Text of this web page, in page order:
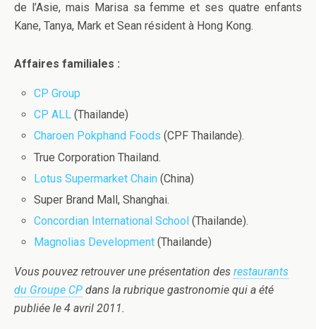
de l’Asie, mais Marisa sa femme et ses quatre enfants
Kane, Tanya, Mark et Sean résident à Hong Kong.
Affaires familiales :
CP Group
CP ALL (Thailande)
Charoen Pokphand Foods (CPF Thailande).
True Corporation Thailand.
Lotus Supermarket Chain (China)
Super Brand Mall, Shanghai.
Concordian International School (Thailande).
Magnolias Development (Thailande)
Vous pouvez retrouver une présentation des restaurants
du Groupe CP dans la rubrique gastronomie qui a été
publiée le 4 avril 2011.